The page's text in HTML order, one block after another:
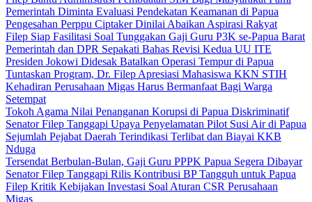
Pemerintah Diminta Evaluasi Pendekatan Keamanan di Papua
Pengesahan Perppu Ciptaker Dinilai Abaikan Aspirasi Rakyat
Filep Siap Fasilitasi Soal Tunggakan Gaji Guru P3K se-Papua Barat
Pemerintah dan DPR Sepakati Bahas Revisi Kedua UU ITE
Presiden Jokowi Didesak Batalkan Operasi Tempur di Papua
Tuntaskan Program, Dr. Filep Apresiasi Mahasiswa KKN STIH
Kehadiran Perusahaan Migas Harus Bermanfaat Bagi Warga
Setempat
Tokoh Agama Nilai Penanganan Korupsi di Papua Diskriminatif
Senator Filep Tanggapi Upaya Penyelamatan Pilot Susi Air di Papua
Sejumlah Pejabat Daerah Terindikasi Terlibat dan Biayai KKB
Nduga
Tersendat Berbulan-Bulan, Gaji Guru PPPK Papua Segera Dibayar
Senator Filep Tanggapi Rilis Kontribusi BP Tangguh untuk Papua
Filep Kritik Kebijakan Investasi Soal Aturan CSR Perusahaan
Migas